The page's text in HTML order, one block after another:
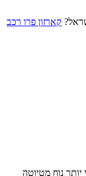
קארזון פרו רכב
נוח מטיוטה